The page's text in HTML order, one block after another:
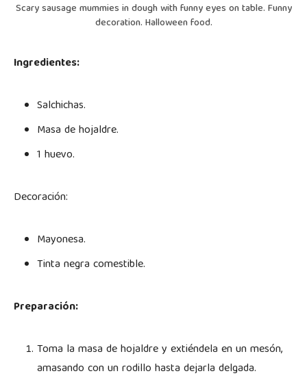
Scary sausage mummies in dough with funny eyes on table. Funny
decoration. Halloween food.
Ingredientes:
Salchichas.
Masa de hojaldre.
1 huevo.
Decoración:
Mayonesa.
Tinta negra comestible.
Preparación:
Toma la masa de hojaldre y extiéndela en un mesón,
amasando con un rodillo hasta dejarla delgada.